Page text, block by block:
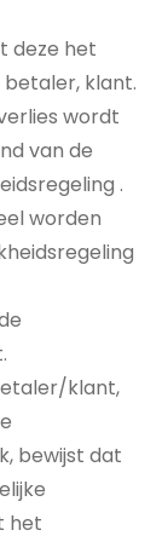
deze het
klant.
wordt
van de
.
worden
klant,
bewijst dat
het